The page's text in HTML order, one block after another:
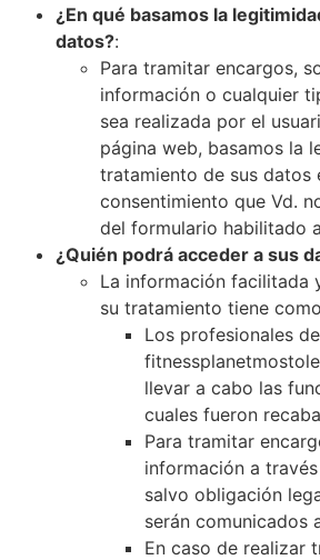
¿En qué basamos la
datos?:
Para tramitar encargos,
información o cualquier
sea realizada por el
página web, basamos la
tratamiento de sus datos
consentimiento que Vd.
del formulario habilitado
¿Quién podrá acceder a sus
La información facilitada
su tratamiento tiene
Los profesionales de
llevar a cabo las
cuales fueron
Para tramitar
información a
salvo obligación
serán comunicados
En caso de realizar